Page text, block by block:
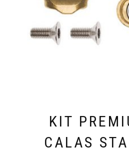
KIT
CALAS